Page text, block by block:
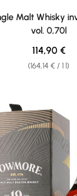
out of 5 stars
Malt Whisky
vol. 0,70l
(164,14 € / 1 l)
Regular
114,90 €